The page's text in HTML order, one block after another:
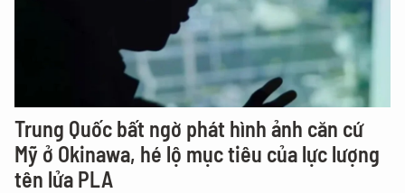
Trung Quốc bất ngờ phát hình ảnh căn cứ
Mỹ ở Okinawa, hé lộ mục tiêu của lực lượng
tên lửa PLA